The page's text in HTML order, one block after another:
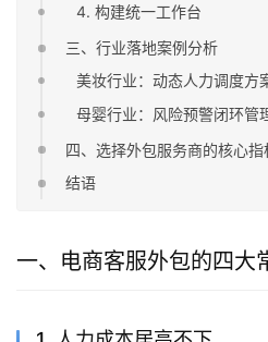
4. 构建统一工作台
三、行业落地案例分析
美妆行业：动态人力调度方
母婴行业：风险预警闭环管
四、选择外包服务商的核心指
结语
一、电商客服外包的四大